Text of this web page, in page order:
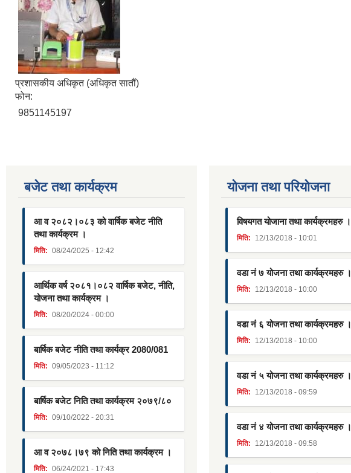
प्रशासकीय अधिकृत (अधिकृत सातौं)
फोन:
9851145197
बजेट तथा कार्यक्रम
आ व २०८२।०८३ को वार्षिक बजेट नीति
तथा कार्यक्रम ।
मिति: 08/24/2025 - 12:42
आर्थिक वर्ष २०८१।०८२ वार्षिक बजेट, नीति,
योजना तथा कार्यक्रम ।
मिति: 08/20/2024 - 00:00
बार्षिक बजेट नीति तथा कार्यक्र 2080/081
मिति: 09/05/2023 - 11:12
बार्षिक बजेट निति तथा कार्यक्रम २०७९/८०
मिति: 09/10/2022 - 20:31
आ व २०७८।७९ को निति तथा कार्यक्रम ।
मिति: 06/24/2021 - 17:43
याेजना तथा परियाेजना
विषयगत योजाना तथा कार्यक्रमहरु ।
मिति: 12/13/2018 - 10:01
वडा नं ७ योजना तथा कार्यक्रमहरु ।
मिति: 12/13/2018 - 10:00
वडा नं ६ योजना तथा कार्यक्रमहरु ।
मिति: 12/13/2018 - 10:00
वडा नं ५ योजना तथा कार्यक्रमहरु ।
मिति: 12/13/2018 - 09:59
वडा नं ४ योजना तथा कार्यक्रमहरु ।
मिति: 12/13/2018 - 09:58